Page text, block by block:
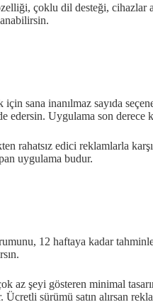
çoklu dil desteği, cihazlar
sana inanılmaz sayıda
edersin. Uygulama son derece
rahatsız edici reklamlarla
uygulama budur.
12 haftaya kadar
şeyi gösteren minimal
sürümü satın alırsan